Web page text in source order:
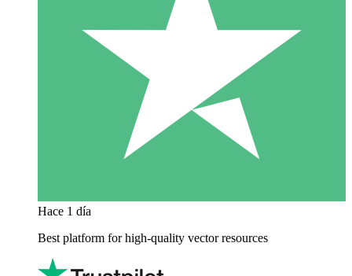
Hace 1 día
Best platform for high-quality vector resources